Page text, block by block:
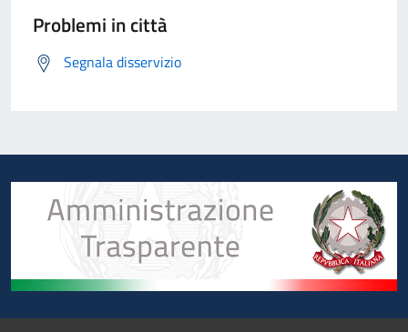
Problemi in città
Segnala disservizio